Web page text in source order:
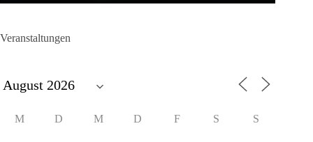
Veranstaltungen
M D M D F S S